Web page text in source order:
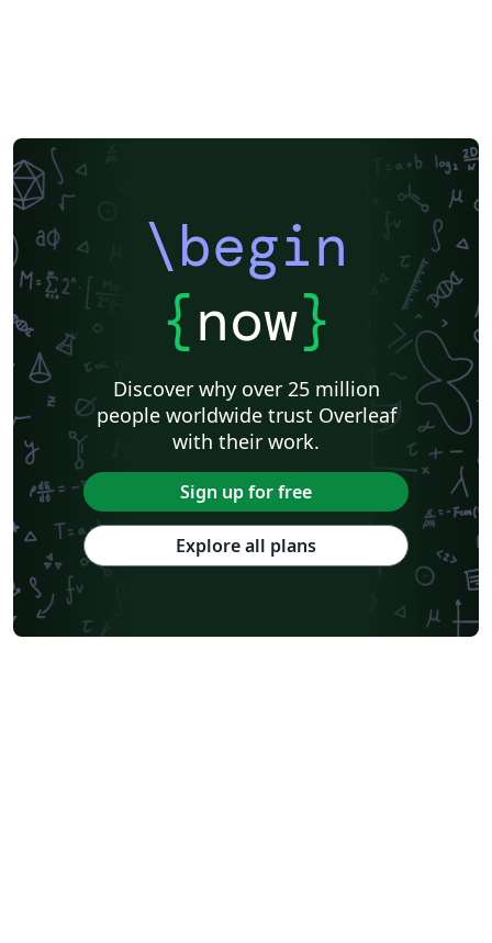
\begin
{now}
Discover why over 25 million
people worldwide trust Overleaf
with their work.
Sign up for free
Explore all plans